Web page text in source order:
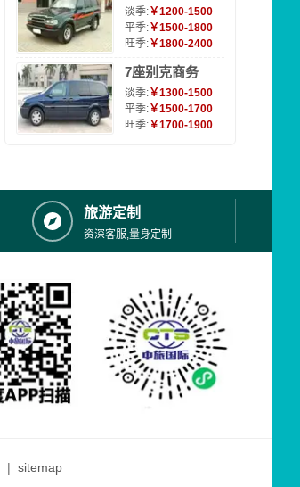
淡季:￥1200-1500
平季:￥1500-1800
旺季:￥1800-2400
7座别克商务
淡季:￥1300-1500
平季:￥1500-1700
旺季:￥1700-1900
旅游定制
资深客服,量身定制
| sitemap